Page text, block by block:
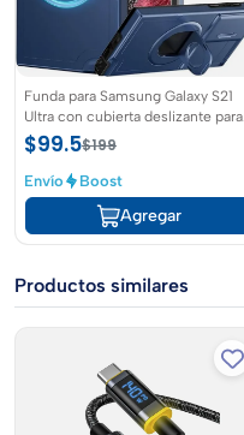
Funda para Samsung Galaxy S21
Ultra con cubierta deslizante para
lente de cámara
$99.5$199
Envío Boost
Agregar
Productos similares